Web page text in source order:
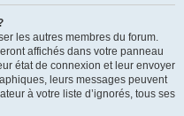
les autres membres du forum.
affichés dans votre panneau
état de connexion et leur envoyer
leurs messages peuvent
à votre liste d’ignorés, tous ses